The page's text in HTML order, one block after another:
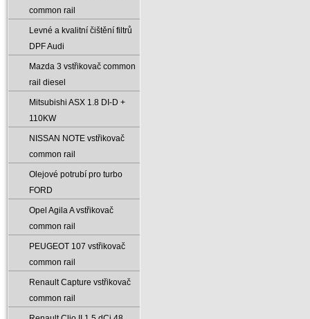
common rail
Levné a kvalitní čištění filtrů
DPF Audi
Mazda 3 vstřikovač common
rail diesel
Mitsubishi ASX 1.8 DI-D +
110KW
NISSAN NOTE vstřikovač
common rail
Olejové potrubí pro turbo
FORD
Opel Agila A vstřikovač
common rail
PEUGEOT 107 vstřikovač
common rail
Renault Capture vstřikovač
common rail